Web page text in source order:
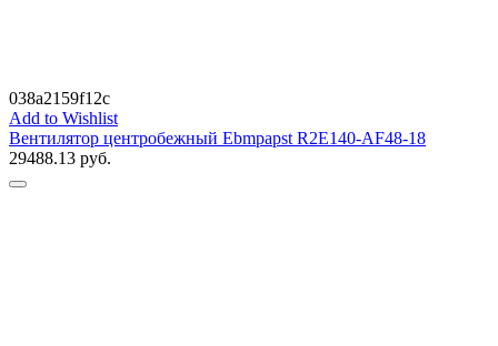
038a2159f12c
Add to Wishlist
Вентилятор центробежный Ebmpapst R2E140-AF48-18
29488.13 руб.